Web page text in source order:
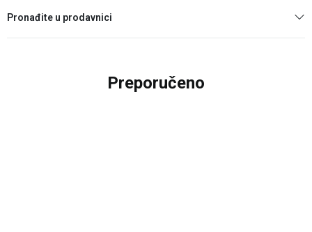
Pronađite u prodavnici
Preporučeno